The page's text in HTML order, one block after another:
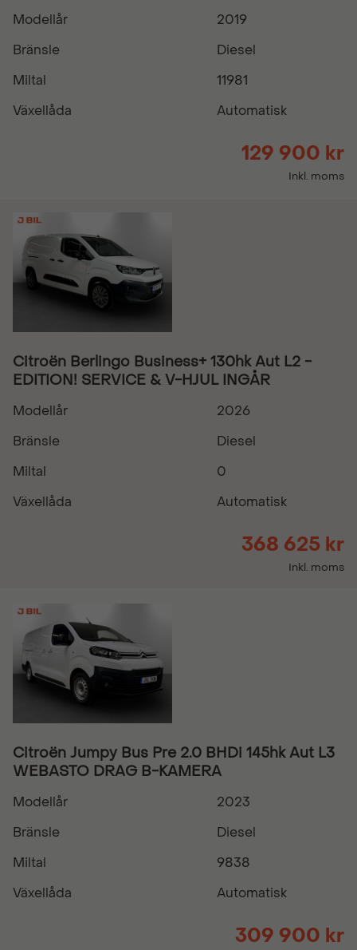
Modellår
2019
Bränsle
Diesel
Miltal
11981
Växellåda
Automatisk
129 900 kr
Inkl. moms
Citroën Berlingo Business+ 130hk Aut L2 -
EDITION! SERVICE & V-HJUL INGÅR
Modellår
2026
Bränsle
Diesel
Miltal
0
Växellåda
Automatisk
368 625 kr
Inkl. moms
Citroën Jumpy Bus Pre 2.0 BHDi 145hk Aut L3
WEBASTO DRAG B-KAMERA
Modellår
2023
Bränsle
Diesel
Miltal
9838
Växellåda
Automatisk
309 900 kr